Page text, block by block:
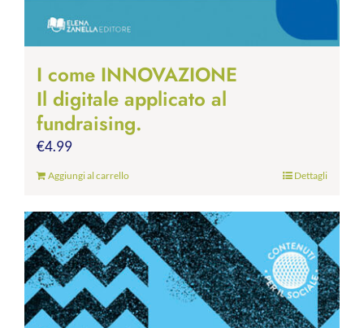
I come INNOVAZIONE
Il digitale applicato al
fundraising.
€4.99
Aggiungi al carrello Dettagli